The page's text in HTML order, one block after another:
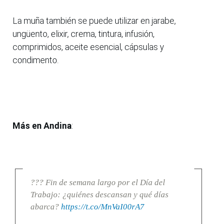
La muña también se puede utilizar en jarabe,
ungüento, elixir, crema, tintura, infusión,
comprimidos, aceite esencial, cápsulas y
condimento.
Más en Andina:
??? Fin de semana largo por el Día del
Trabajo: ¿quiénes descansan y qué días
abarca? https://t.co/MnVaI00rA7